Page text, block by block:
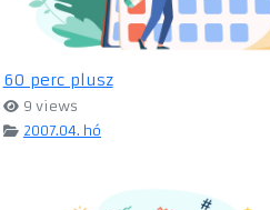
60 perc plusz
9 views
2007.04. hó